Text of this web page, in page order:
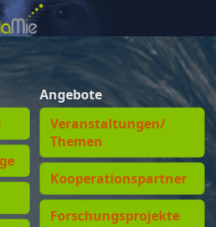
Angebote
Veranstaltungen/
Themen
Kooperationspartner
Forschungsprojekte